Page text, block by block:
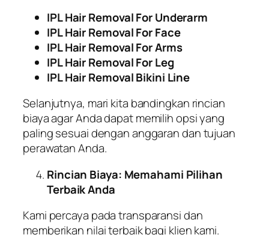
IPL Hair Removal For Underarm
IPL Hair Removal For Face
IPL Hair Removal For Arms
IPL Hair Removal For Leg
IPL Hair Removal Bikini Line
Selanjutnya, mari kita bandingkan rincian
biaya agar Anda dapat memilih opsi yang
paling sesuai dengan anggaran dan tujuan
perawatan Anda.
Rincian Biaya: Memahami Pilihan
Terbaik Anda
Kami percaya pada transparansi dan
memberikan nilai terbaik bagi klien kami.